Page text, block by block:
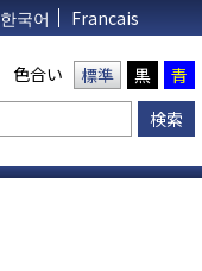
한국어 Francais
色合い 標準 黒 青